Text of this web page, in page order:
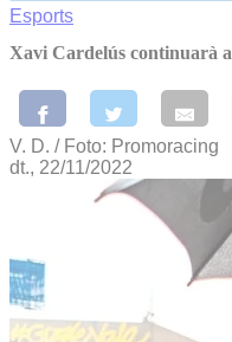
Esports
Xavi Cardelús continuarà
V. D. / Foto: Promoracing
dt., 22/11/2022